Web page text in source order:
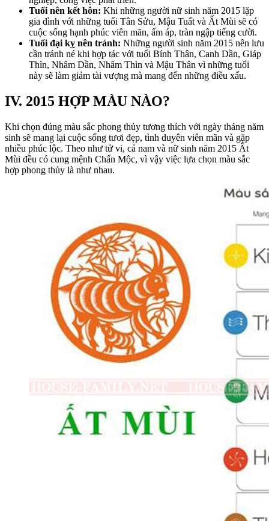
Tuổi nên kết hôn: Khi những người nữ sinh năm 2015 lặp
gia đình với những tuổi Tân Sửu, Mậu Tuất và Ất Mùi sẽ có
cuộc sống hạnh phúc viên mãn, ấm áp, tràn ngập tiếng cười.
Tuổi đại kỵ nên tránh: Những người sinh năm 2015 nên lưu
cần tránh né khi hợp tác với tuổi Bính Thân, Canh Dần, Giáp
Thìn, Nhâm Dần, Nhâm Thìn và Mậu Thân vì những tuổi
này sẽ làm giảm tài vượng mà mang đến những điều xấu.
IV. 2015 HỢP MÀU NÀO?
Khi chọn đúng màu sắc phong thủy tương thích với ngày tháng năm
sinh sẽ mang lại cuộc sống tươi đẹp, tình duyên viên mãn và gặp
nhiều phúc lộc. Theo như tử vi, cả nam và nữ sinh năm 2015 Ất
Mùi đều có cung mệnh Chấn Mộc, vì vậy việc lựa chọn màu sắc
hợp phong thủy là như nhau.